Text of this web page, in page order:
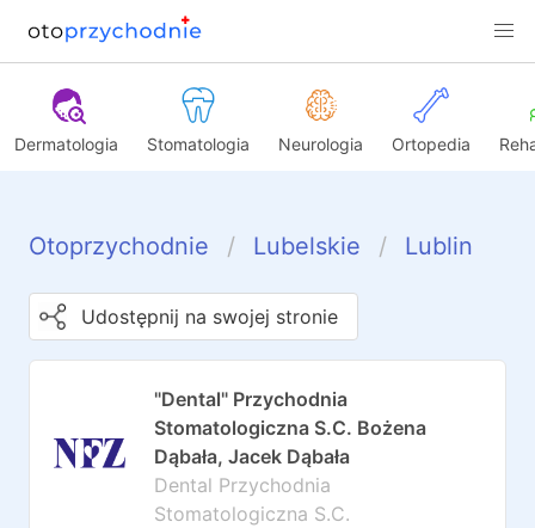
Dermatologia Stomatologia Neurologia Ortopedia
Otoprzychodnie Lubelskie Lublin
Udostępnij na swojej stronie
"Dental" Przychodnia
Stomatologiczna S.C. Bożena
Dąbała, Jacek Dąbała
Dental Przychodnia
Stomatologiczna S.C.